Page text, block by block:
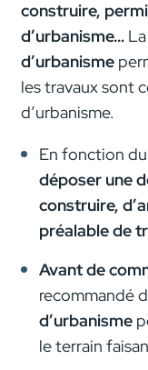
construire,
d’urbanisme…
d’urbanisme
les travaux sont
d’urbanisme.
En fonction
déposer une
construire,
préalable de
Avant de
recommandé
d’urbanisme
le terrain